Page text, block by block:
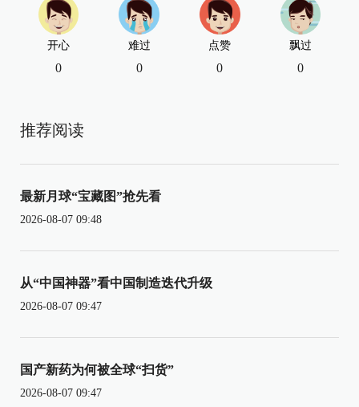
开心
0
难过
0
点赞
0
飘过
0
推荐阅读
最新月球“宝藏图”抢先看
2026-08-07 09:48
从“中国神器”看中国制造迭代升级
2026-08-07 09:47
国产新药为何被全球“扫货”
2026-08-07 09:47